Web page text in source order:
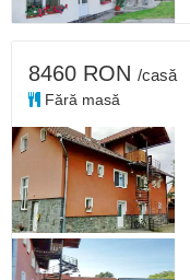
8460 RON /casă
Fără masă